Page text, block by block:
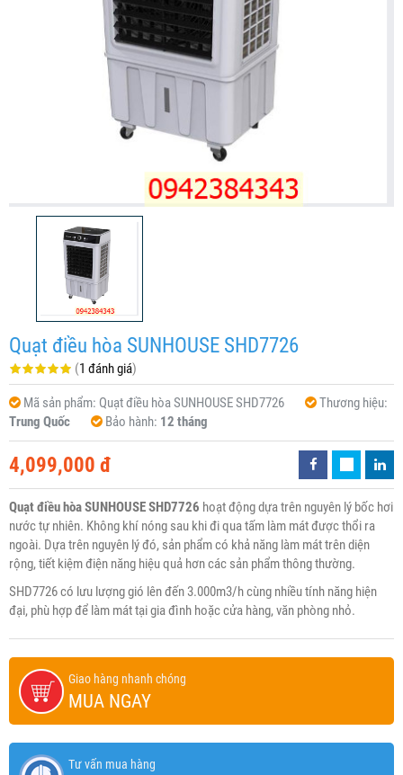
Quạt điều hòa SUNHOUSE SHD7726
(1 đánh giá)
Mã sản phẩm: Quạt điều hòa SUNHOUSE SHD7726
Thương hiệu:
Trung Quốc
Bảo hành: 12 tháng
4,099,000 đ
Quạt điều hòa SUNHOUSE SHD7726 hoạt động dựa trên nguyên lý bốc hơi
nước tự nhiên. Không khí nóng sau khi đi qua tấm làm mát được thổi ra
ngoài. Dựa trên nguyên lý đó, sản phẩm có khả năng làm mát trên diện
rộng, tiết kiệm điện năng hiệu quả hơn các sản phẩm thông thường.
SHD7726 có lưu lượng gió lên đến 3.000m3/h cùng nhiều tính năng hiện
đại, phù hợp để làm mát tại gia đình hoặc cửa hàng, văn phòng nhỏ.
Giao hàng nhanh chóng
MUA NGAY
Tư vấn mua hàng